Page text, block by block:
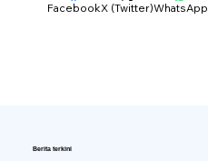
FacebookX (Twitter)WhatsApp
Berita terkini